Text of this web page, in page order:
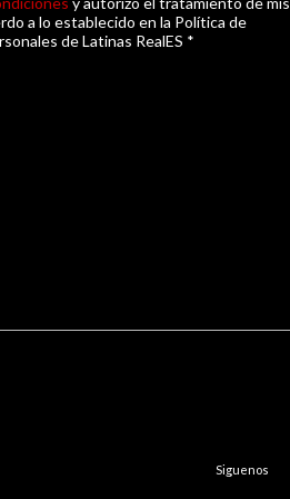
a lo establecido en la Política de
de Latinas RealES *